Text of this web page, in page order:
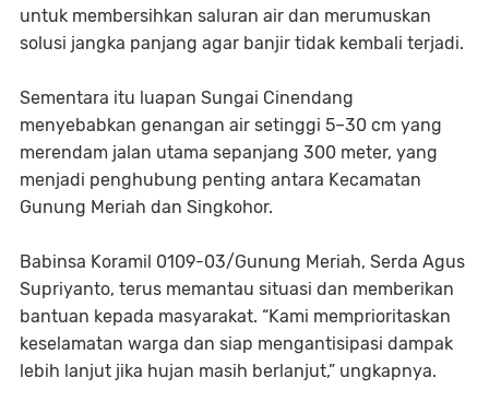
untuk membersihkan saluran air dan merumuskan
solusi jangka panjang agar banjir tidak kembali terjadi.
Sementara itu luapan Sungai Cinendang
menyebabkan genangan air setinggi 5–30 cm yang
merendam jalan utama sepanjang 300 meter, yang
menjadi penghubung penting antara Kecamatan
Gunung Meriah dan Singkohor.
Babinsa Koramil 0109-03/Gunung Meriah, Serda Agus
Supriyanto, terus memantau situasi dan memberikan
bantuan kepada masyarakat. “Kami memprioritaskan
keselamatan warga dan siap mengantisipasi dampak
lebih lanjut jika hujan masih berlanjut,” ungkapnya.